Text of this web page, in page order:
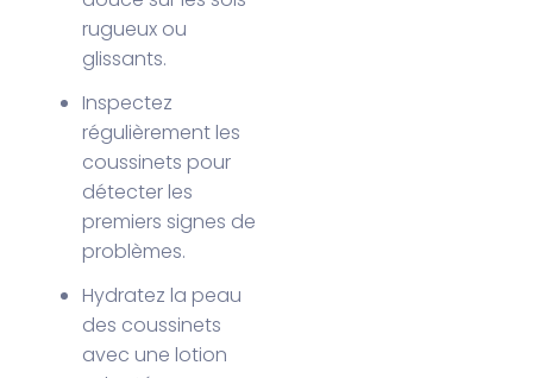
rugueux ou
glissants.
Inspectez
régulièrement les
coussinets pour
détecter les
premiers signes de
problèmes.
Hydratez la peau
des coussinets
avec une lotion